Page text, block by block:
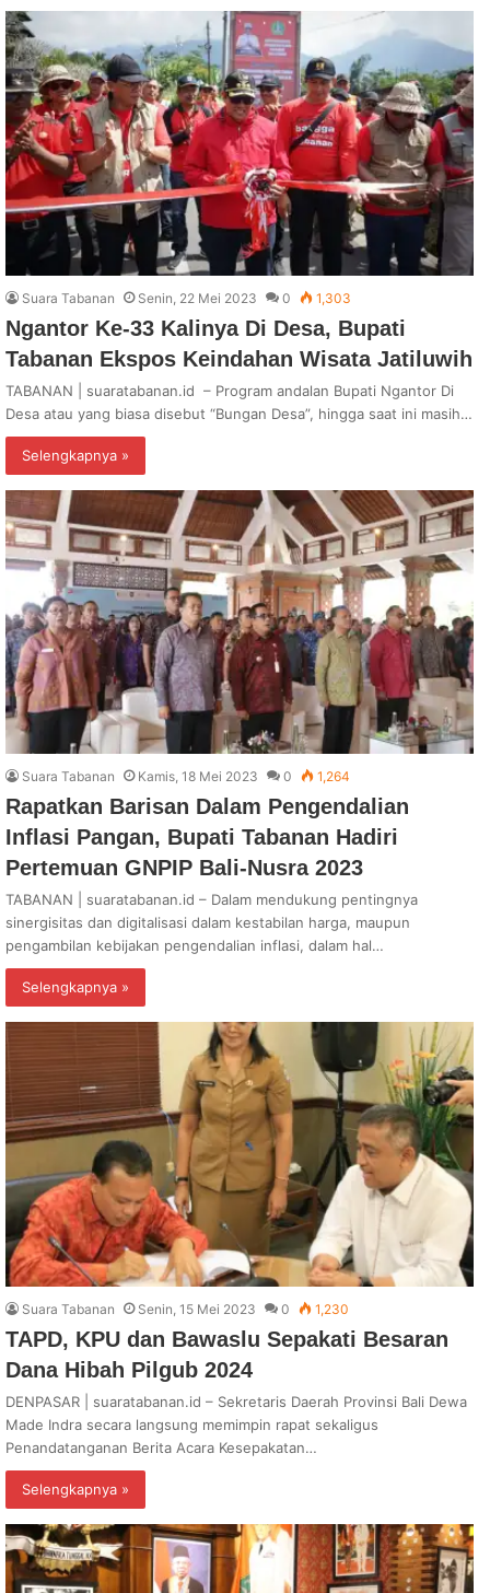
Suara Tabanan Senin, 22 Mei 2023 0 1,303
Ngantor Ke-33 Kalinya Di Desa, Bupati
Tabanan Ekspos Keindahan Wisata Jatiluwih
TABANAN | suaratabanan.id – Program andalan Bupati Ngantor Di
Desa atau yang biasa disebut “Bungan Desa”, hingga saat ini masih…
Selengkapnya »
Suara Tabanan Kamis, 18 Mei 2023 0 1,264
Rapatkan Barisan Dalam Pengendalian
Inflasi Pangan, Bupati Tabanan Hadiri
Pertemuan GNPIP Bali-Nusra 2023
TABANAN | suaratabanan.id – Dalam mendukung pentingnya
sinergisitas dan digitalisasi dalam kestabilan harga, maupun
pengambilan kebijakan pengendalian inflasi, dalam hal…
Selengkapnya »
Suara Tabanan Senin, 15 Mei 2023 0 1,230
TAPD, KPU dan Bawaslu Sepakati Besaran
Dana Hibah Pilgub 2024
DENPASAR | suaratabanan.id – Sekretaris Daerah Provinsi Bali Dewa
Made Indra secara langsung memimpin rapat sekaligus
Penandatanganan Berita Acara Kesepakatan…
Selengkapnya »